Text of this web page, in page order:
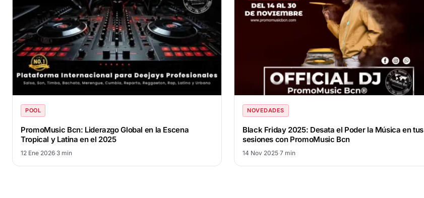
POOL
PromoMusic Bcn: Liderazgo Global en la Escena
Tropical y Latina en el 2025
12 Ene 2026·3 min
NOVEDADES
Black Friday 2025: Desata el Poder la Música en tus
sesiones con PromoMusic Bcn
14 Nov 2025·7 min